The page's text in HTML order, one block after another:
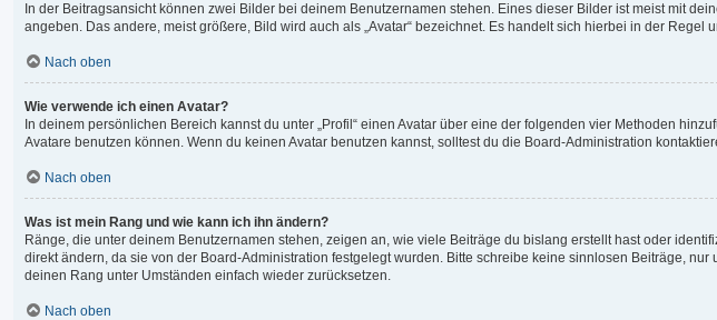
In der Beitragsansicht können zwei Bilder bei deinem Benutzernamen stehen. Eines dieser Bilder ist meist mit
angeben. Das andere, meist größere, Bild wird auch als „Avatar“ bezeichnet. Es handelt sich hierbei in der
Nach oben
Wie verwende ich einen Avatar?
In deinem persönlichen Bereich kannst du unter „Profil“ einen Avatar über eine der folgenden vier Methoden
Avatare benutzen können. Wenn du keinen Avatar benutzen kannst, solltest du die Board-Administration
Nach oben
Was ist mein Rang und wie kann ich ihn ändern?
Ränge, die unter deinem Benutzernamen stehen, zeigen an, wie viele Beiträge du bislang erstellt hast oder
direkt ändern, da sie von der Board-Administration festgelegt wurden. Bitte schreibe keine sinnlosen Beiträge,
deinen Rang unter Umständen einfach wieder zurücksetzen.
Nach oben